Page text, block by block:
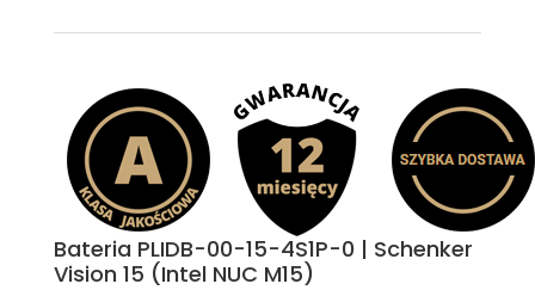
Bateria PLIDB-00-15-4S1P-0 | Schenker
Vision 15 (Intel NUC M15)